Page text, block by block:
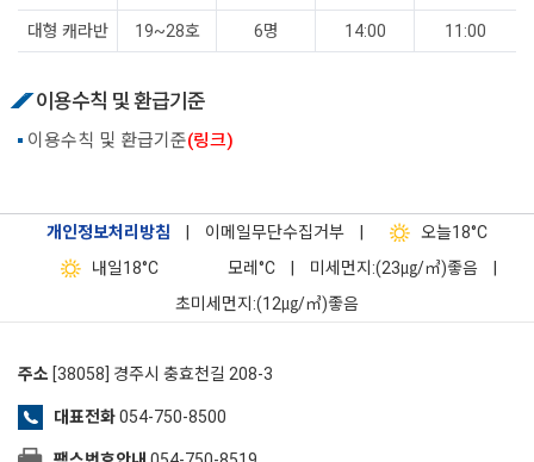
대형 캐라반 19~28호 6명 14:00 11:00
이용수칙 및 환급기준
이용수칙 및 환급기준(링크)
개인정보처리방침 이메일무단수집거부 오늘18°C
내일18°C 모레 °C 미세먼지:(23㎍/㎥)좋음
초미세먼지:(12㎍/㎥)좋음
주소 [38058] 경주시 충효천길 208-3
대표전화054-750-8500